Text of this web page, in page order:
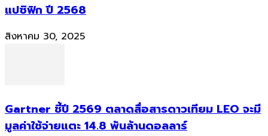
แปซิฟิก ปี 2568
สิงหาคม 30, 2025
Gartner ชี้ปี 2569 ตลาดสื่อสารดาวเทียม LEO จะมี
มูลค่าใช้จ่ายแตะ 14.8 พันล้านดอลลาร์